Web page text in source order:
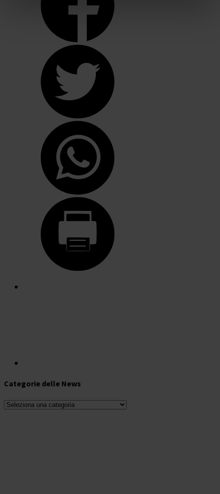
Categorie delle News
Categorie